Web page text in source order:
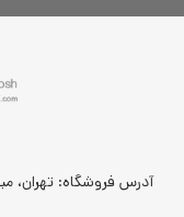
آدرس فروشگاه: تهران،